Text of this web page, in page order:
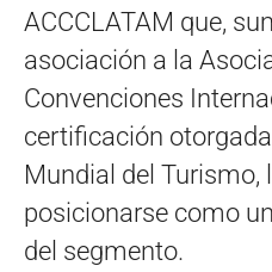
ACCCLATAM que,
asociación a la
Convenciones
certificación
Mundial del Turismo,
posicionarse como
del segmento.